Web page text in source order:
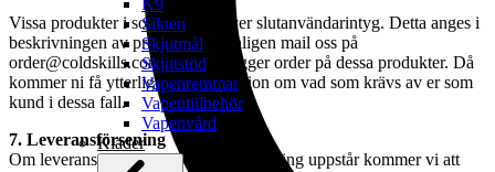
K9
Sikten
Skjutmål
Skjutstöd
Vapenremmar
Vapentillbehör
Vapenvård
Kläder
Vissa produkter i sortimenet kräver slutanvändarintyg. Detta anges i
beskrivningen av produkten. Vänligen mail oss på
order@coldskills.com innan ni lägger order på dessa produkter. Då
kommer ni få ytterliggare information om vad som krävs av er som
kund i dessa fall.
7. Leveransförsening
Om leveransförsening av någon anledning uppstår kommer vi att